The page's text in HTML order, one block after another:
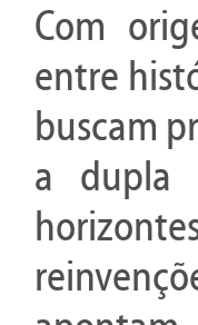
Com
entre
buscam
a dupla